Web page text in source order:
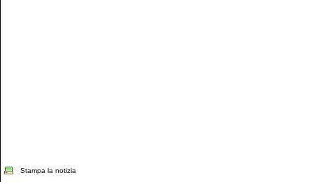
Stampa la notizia